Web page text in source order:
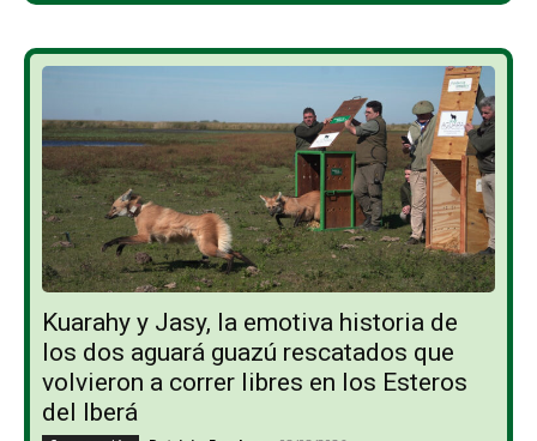
Kuarahy y Jasy, la emotiva historia de
los dos aguará guazú rescatados que
volvieron a correr libres en los Esteros
del Iberá